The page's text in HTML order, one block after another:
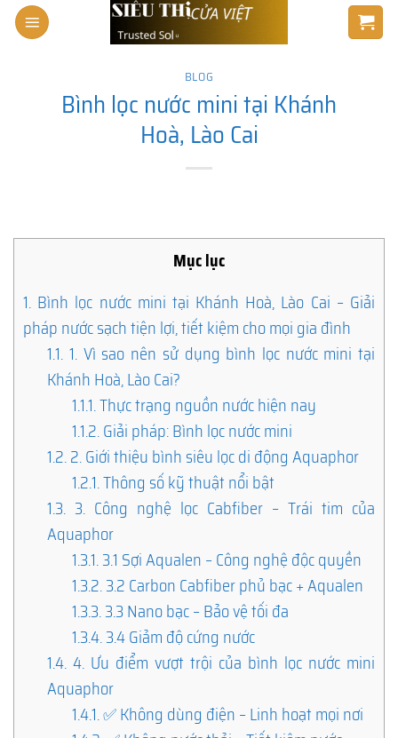
Skip
BLOG
Bình lọc nước mini tại Khánh
Hoà, Lào Cai
Mục lục
1. Bình lọc nước mini tại Khánh Hoà, Lào Cai – Giải
pháp nước sạch tiện lợi, tiết kiệm cho mọi gia đình
1.1. 1. Vì sao nên sử dụng bình lọc nước mini tại
Khánh Hoà, Lào Cai?
1.1.1.Thực trạng nguồn nước hiện nay
1.1.2.Giải pháp: Bình lọc nước mini
1.2.2. Giới thiệu bình siêu lọc di động Aquaphor
1.2.1.Thông số kỹ thuật nổi bật
1.3. 3. Công nghệ lọc Cabfiber – Trái tim của
Aquaphor
1.3.1.3.1 Sợi Aqualen – Công nghệ độc quyền
1.3.2.3.2 Carbon Cabfiber phủ bạc + Aqualen
1.3.3.3.3 Nano bạc – Bảo vệ tối đa
1.3.4.3.4 Giảm độ cứng nước
1.4. 4. Ưu điểm vượt trội của bình lọc nước mini
Aquaphor
1.4.1.✅ Không dùng điện – Linh hoạt mọi nơi